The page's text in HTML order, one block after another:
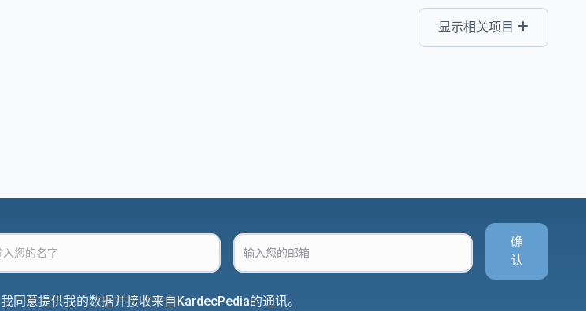
显示相关项目
确
认
我同意提供我的数据并接收来自KardecPedia的通讯。